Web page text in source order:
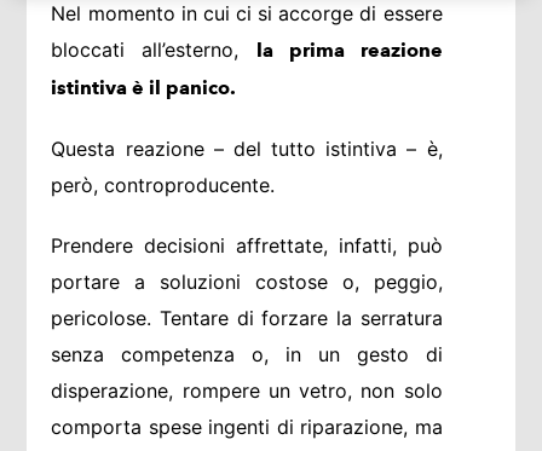
Nel momento in cui ci si accorge di essere
bloccati all’esterno,
la prima reazione
istintiva è il panico.
Questa reazione – del tutto istintiva – è,
però, controproducente.
Prendere decisioni affrettate, infatti, può
portare a soluzioni costose o, peggio,
pericolose. Tentare di forzare la serratura
senza competenza o, in un gesto di
disperazione, rompere un vetro, non solo
comporta spese ingenti di riparazione, ma